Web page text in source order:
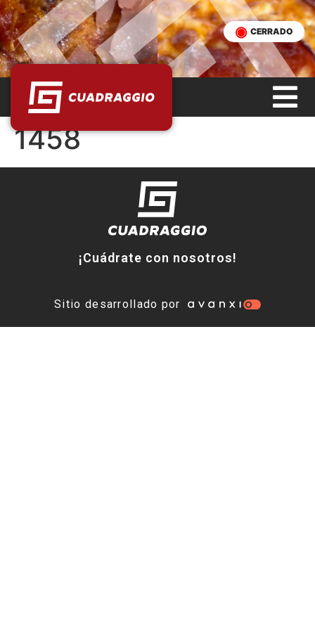
CERRADO
1458
¡Cuádrate con nosotros!
Sitio desarrollado por